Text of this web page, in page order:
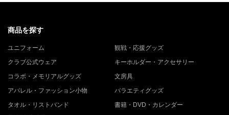
商品を探す
ユニフォーム
観戦・応援グッズ
クラブ公式ウェア
キーホルダー・アクセサリー
コラボ・メモリアルグッズ
文房具
アパレル・ファッション小物
バラエティグッズ
タオル・リストバンド
書籍・DVD・カレンダー